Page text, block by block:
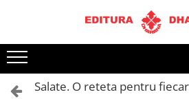
Terapii
Dietoterapie
Salate. O reteta pentru